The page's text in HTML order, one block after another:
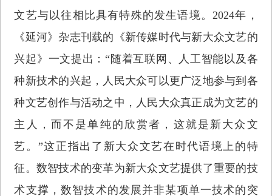
文艺与以往相比具有特殊的发生语境。2024年，
《延河》杂志刊载的《新传媒时代与新大众文艺的
兴起》一文提出：“随着互联网、人工智能以及各
种新技术的兴起，人民大众可以更广泛地参与到各
种文艺创作与活动之中，人民大众真正成为文艺的
主人，而不是单纯的欣赏者，这就是新大众文
艺。”这正指出了新大众文艺在时代语境上的特
征。数智技术的变革为新大众文艺提供了重要的技
术支撑，数智技术的发展并非某项单一技术的突